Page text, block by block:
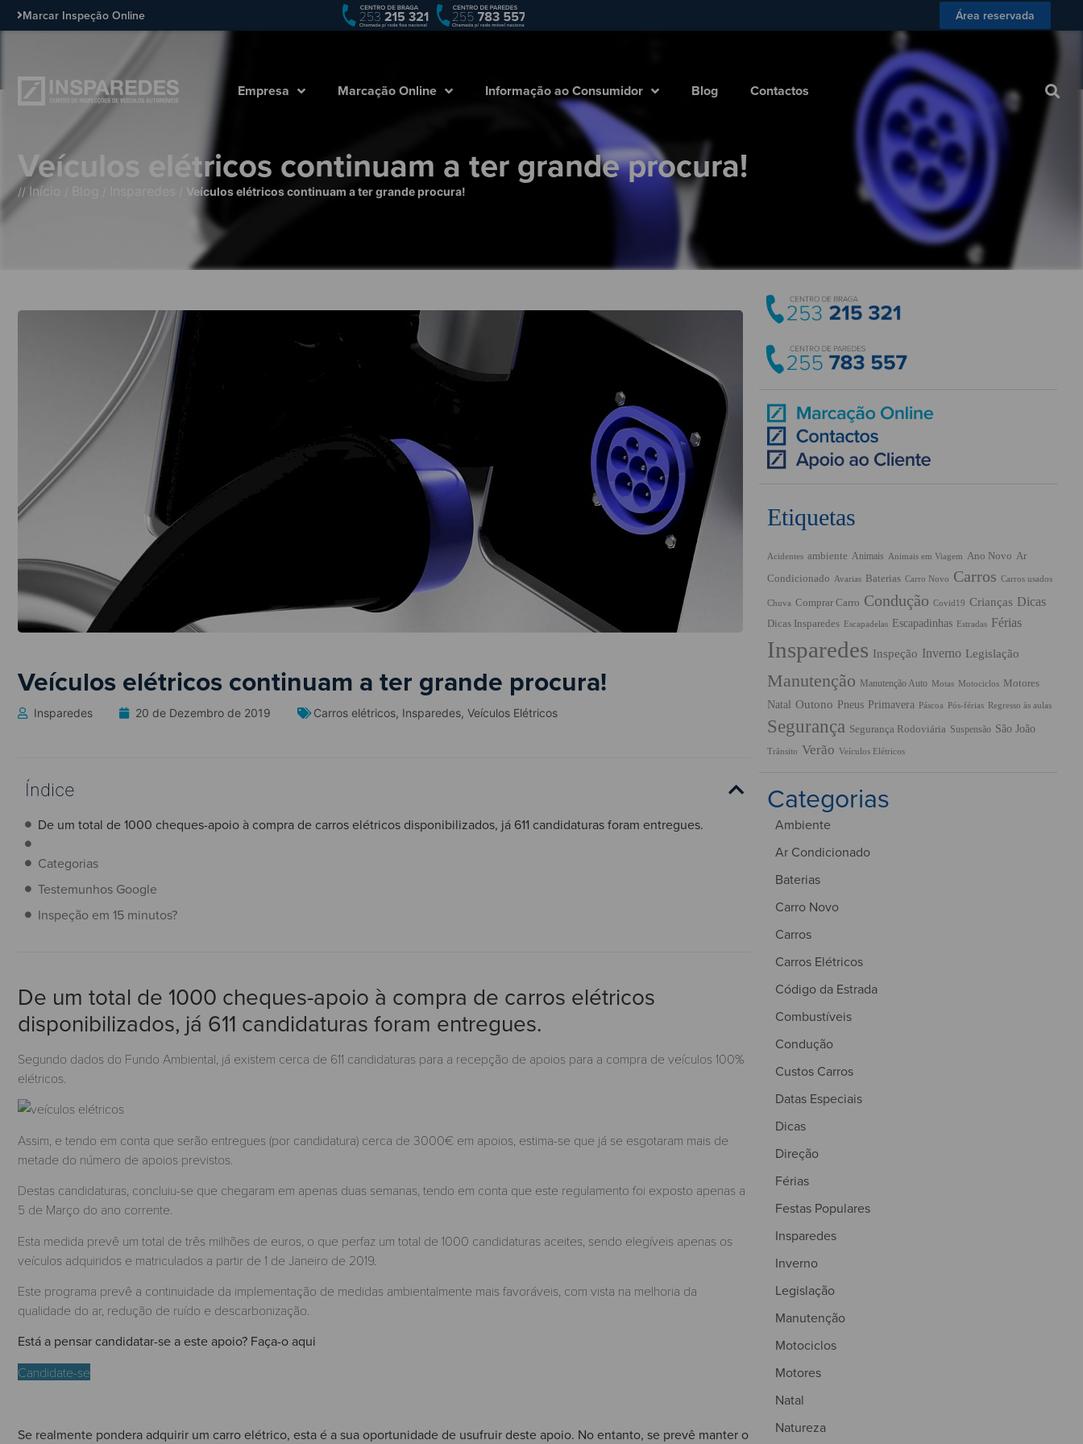
Marcar Inspeção Online Área reservada
Empresa Marcação Online Informação ao Consumidor Blog Contactos
Contactos
Veículos elétricos continuam a ter grande procura!
// Início Veículos elétricos continuam a ter grande procura!
Veículos elétricos continuam a ter grande procura!
Insparedes 20 de Dezembro de 2019 Carros elétricos, Insparedes, Veículos Elétricos
Índice
De um total de 1000 cheques-apoio à compra de carros elétricos disponibilizados, já 611 candidaturas foram entregues.
Categorias
Testemunhos Google
Inspeção em 15 minutos?
De um total de 1000 cheques-apoio à compra de carros elétricos
disponibilizados, já 611 candidaturas foram entregues.
Segundo dados do Fundo Ambiental, já existem cerca de 611 candidaturas para a recepção de apoios para a compra de veículos 100%
elétricos.
Assim, e tendo em conta que serão entregues (por candidatura) cerca de 3000€ em apoios, estima-se que já se esgotaram mais de
metade do número de apoios previstos.
Destas candidaturas, concluiu-se que chegaram em apenas duas semanas, tendo em conta que este regulamento foi exposto apenas a
5 de Março do ano corrente.
Esta medida prevê um total de três milhões de euros, o que perfaz um total de 1000 candidaturas aceites, sendo elegíveis apenas os
veículos adquiridos e matriculados a partir de 1 de Janeiro de 2019.
Este programa prevê a continuidade da implementação de medidas ambientalmente mais favoráveis, com vista na melhoria da
qualidade do ar, redução de ruído e descarbonização.
Está a pensar candidatar-se a este apoio? Faça-o aqui
Candidate-se
Se realmente pondera adquirir um carro elétrico, esta é a sua oportunidade de usufruir deste apoio. No entanto, se prevê manter o
Etiquetas
Acidentes ambiente Animais Animais em Viagem Ano Novo Ar
Condicionado
Avarias Baterias Carro Novo Carros Carros usados
Chuva Comprar Carro Condução Covid19 Crianças Dicas
Dicas Insparedes Escapadelas Escapadinhas Estradas Férias
Insparedes Inspeção Inverno Legislação
Manutenção Manutenção Auto Motas Motociclos Motores
Natal Outono Pneus Primavera Páscoa Pós-férias Regresso às aulas
Segurança Segurança Rodoviária Suspensão São João
Trânsito Verão Veículos Elétricos
Categorias
Ambiente
Ar Condicionado
Baterias
Carro Novo
Carros
Carros Elétricos
Código da Estrada
Combustíveis
Condução
Custos Carros
Datas Especiais
Dicas
Direção
Férias
Festas Populares
Insparedes
Inverno
Legislação
Manutenção
Motociclos
Motores
Natal
Natureza